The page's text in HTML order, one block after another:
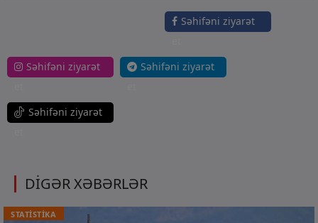
Səhifəni ziyarət
Səhifəni ziyarət
Səhifəni ziyarət
Səhifəni ziyarət
DİGƏR XƏBƏRLƏR
STATİSTİKA